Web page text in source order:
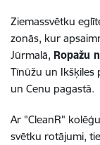
Ziemassvētku
zonās, kur
Jūrmalā, Ropažu
Tīnūžu un Ikšķiles
un Cenu pagastā.
Ar "CleanR"
svētku rotājumi,